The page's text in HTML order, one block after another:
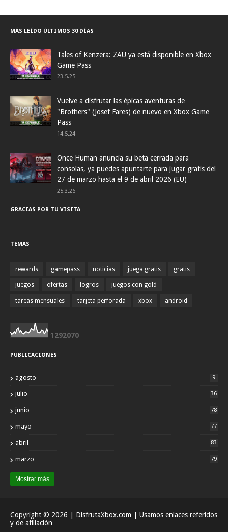
MÁS LEÍDO ÚLTIMOS 30 DÍAS
Tales of Kenzera: ZAU ya está disponible en Xbox
Game Pass
23.5.25
Vuelve a disfrutar las épicas aventuras de
"Brothers" (Josef Fares) de nuevo en Xbox Game
Pass
14.5.24
Once Human anuncia su beta cerrada para
consolas, ya puedes apuntarte para jugar gratis del
27 de marzo hasta el 9 de abril 2026 (EU)
25.3.26
GRACIAS POR TU VISITA
TEMAS
rewards gamepass noticias juega gratis gratis
juegos ofertas logros juegos con gold
tareas mensuales tarjeta perforada xbox android
1 292070
PUBLICACIONES
agosto 9
julio 36
junio 78
mayo 77
abril 83
marzo 79
Mostrar más
Copyright © 2026 | DisfrutaXbox.com | Usamos enlaces referidos
y de afiliación